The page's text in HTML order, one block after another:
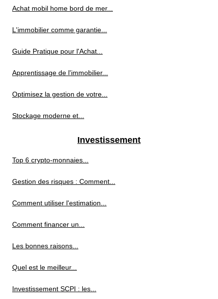
Achat mobil home bord de mer...
L'immobilier comme garantie...
Guide Pratique pour l'Achat...
Apprentissage de l'immobilier...
Optimisez la gestion de votre...
Stockage moderne et...
Investissement
Top 6 crypto-monnaies...
Gestion des risques : Comment...
Comment utiliser l'estimation...
Comment financer un...
Les bonnes raisons...
Quel est le meilleur...
Investissement SCPI : les...